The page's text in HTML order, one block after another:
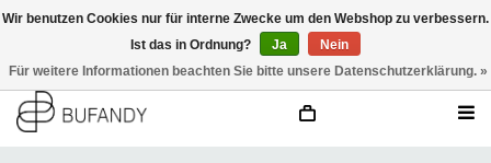
Wir benutzen Cookies nur für interne Zwecke um den Webshop zu verbessern.
Ist das in Ordnung?
Ja
Nein
Für weitere Informationen beachten Sie bitte unsere Datenschutzerklärung. »